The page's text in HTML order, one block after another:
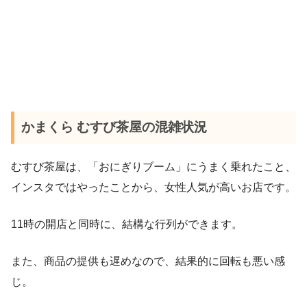
かまくら むすび茶屋の混雑状況
むすび茶屋は、「おにぎりブーム」にうまく乗れたこと、
インスタではやったことから、女性人気が高いお店です。
11時の開店と同時に、結構な行列ができます。
また、商品の提供も遅めなので、結果的に回転も悪い感
じ。